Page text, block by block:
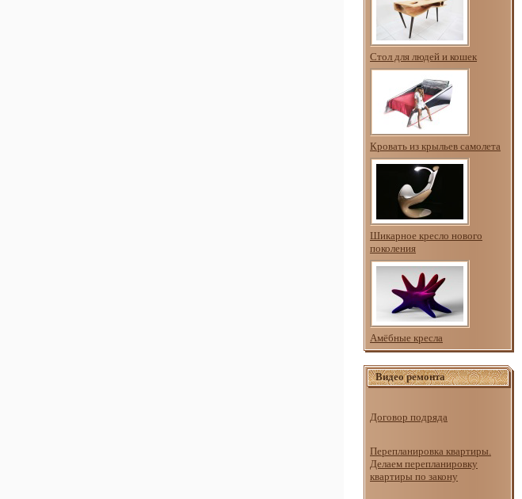
Стол для людей и кошек
Кровать из крыльев самолета
Шикарное кресло нового
поколения
Амёбные кресла
Видео ремонта
Договор подряда
Перепланировка квартиры.
Делаем перепланировку
квартиры по закону